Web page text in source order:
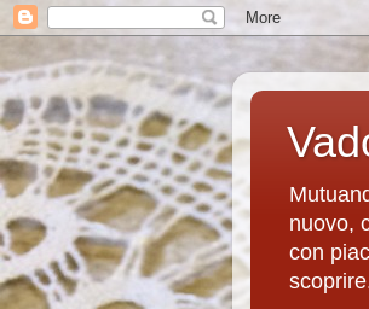
nuovo,
con